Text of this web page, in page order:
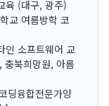
육 (대구, 광주)
교 여름방학 코
인 소프트웨어 교
충북희망원, 아름
딩융합전문가양